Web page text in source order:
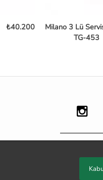
₺40.200
Milano 3 Lü
TG-453